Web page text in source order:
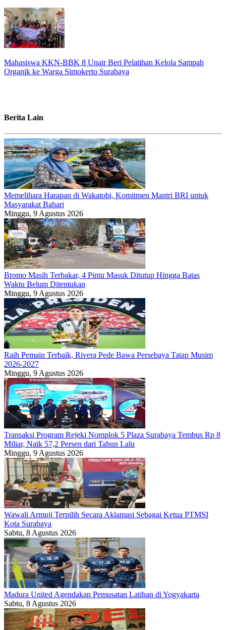
Mahasiswa KKN-BBK 8 Unair Beri Pelatihan Kelola Sampah
Organik ke Warga Simokerto Surabaya
Berita Lain
Memelihara Harapan di Wakatobi, Komitmen Mantri BRI untuk
Masyarakat Bahari
Minggu, 9 Agustus 2026
Bromo Masih Terbakar, 4 Pintu Masuk Ditutup Hingga Batas
Waktu Belum Ditentukan
Minggu, 9 Agustus 2026
Raih Pemain Terbaik, Rivera Pede Bawa Persebaya Tatap Musim
2026-2027
Minggu, 9 Agustus 2026
Transaksi Program Rejeki Nomplok 5 Plaza Surabaya Tembus Rp 8
Miliar, Naik 57,2 Persen dari Tahun Lalu
Minggu, 9 Agustus 2026
Wawali Armuji Terpilih Secara Aklamasi Sebagai Ketua PTMSI
Kota Surabaya
Sabtu, 8 Agustus 2026
Madura United Agendakan Pemusatan Latihan di Yogyakarta
Sabtu, 8 Agustus 2026